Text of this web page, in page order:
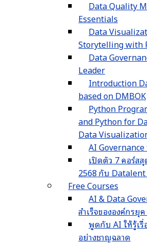
Data Quality
Essentials
Data
Storytelling with
Data
Leader
Introduction
based on DMBOK
Python
and Python for
Data
AI
เปิดตัว 7 คอร์ส
2568 กับ
Free Courses
AI & Data
สำเร็จขององค์กรยุ
พูดกับ AI ให้รู้เรื่
อย่างชาญฉลาด